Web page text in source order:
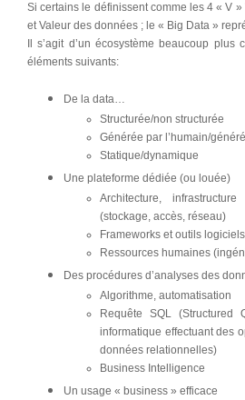
Si certains le définissent comme les 4 « V »
et Valeur des données ; le « Big Data »
Il s’agit d’un écosystème beaucoup
éléments suivants:
De la data…
Structurée/non structurée
Générée par l’humain/
Statique/dynamique
Une plateforme dédiée (ou louée)
Architecture,
(stockage, accès, réseau)
Frameworks et outils
Ressources humaines
Des procédures d’analyses des
Algorithme, automatisation
Requête SQL (Structured
informatique effectuant des
données relationnelles)
Business Intelligence
Un usage « business » efficace